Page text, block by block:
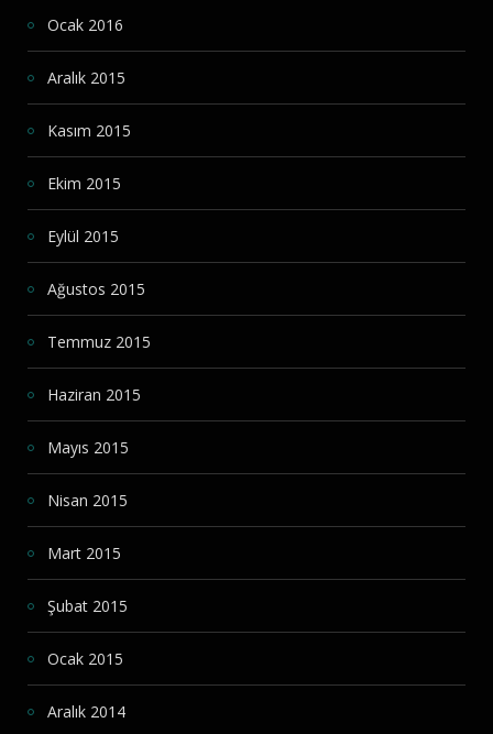
Ocak 2016
Aralık 2015
Kasım 2015
Ekim 2015
Eylül 2015
Ağustos 2015
Temmuz 2015
Haziran 2015
Mayıs 2015
Nisan 2015
Mart 2015
Şubat 2015
Ocak 2015
Aralık 2014